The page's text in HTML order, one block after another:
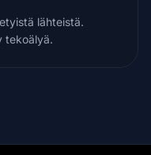
lähteistä.
tekoälyä.